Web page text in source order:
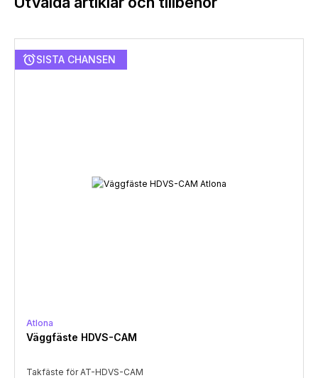
alarmSISTA CHANSEN
Atlona
Väggfäste HDVS-CAM
Takfäste för AT-HDVS-CAM